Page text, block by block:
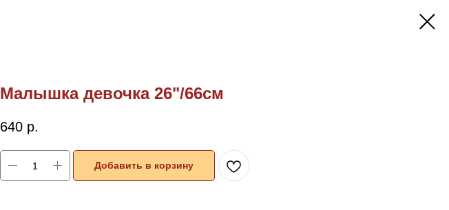
Малышка девочка 26"/66см
640 р.
Добавить в корзину